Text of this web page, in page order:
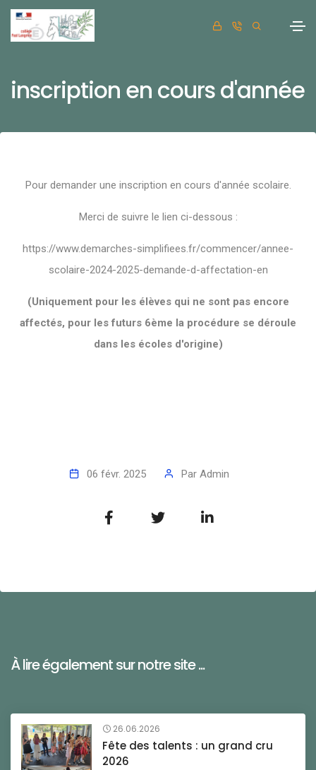
inscription en cours d'année
Pour demander une inscription en cours d'année scolaire.
Merci de suivre le lien ci-dessous :
https://www.demarches-simplifiees.fr/commencer/annee-
scolaire-2024-2025-demande-d-affectation-en
(Uniquement pour les élèves qui ne sont pas encore
affectés, pour les futurs 6ème la procédure se déroule
dans les écoles d'origine)
06 févr. 2025 Par Admin
À lire également sur notre site ...
26.06.2026
Fête des talents : un grand cru
2026